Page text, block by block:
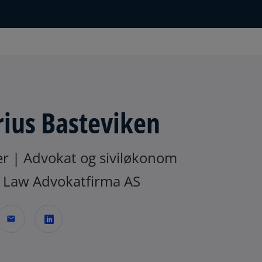
Basteviken
| Advokat og siviløkonom
Law Advokatfirma AS
mail